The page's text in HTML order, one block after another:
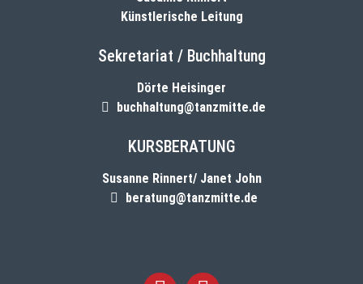
Künstlerische Leitung
Sekretariat / Buchhaltung
Dörte Heisinger
buchhaltung@tanzmitte.de
KURSBERATUNG
Susanne Rinnert/ Janet John
beratung@tanzmitte.de